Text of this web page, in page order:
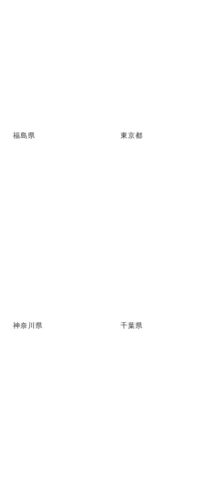
福島県 東京都
神奈川県 千葉県